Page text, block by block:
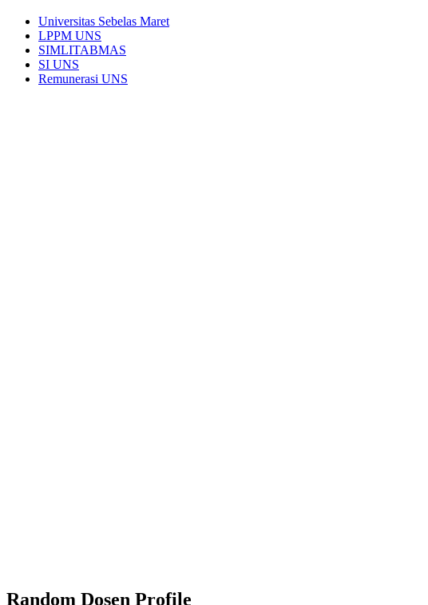
Universitas Sebelas Maret
LPPM UNS
SIMLITABMAS
SI UNS
Remunerasi UNS
Random Dosen Profile